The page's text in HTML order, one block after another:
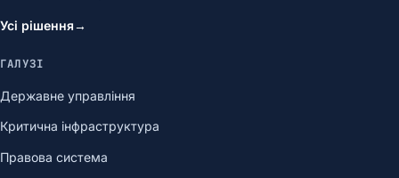
Усі рішення→
ГАЛУЗІ
Державне управління
Критична інфраструктура
Правова система